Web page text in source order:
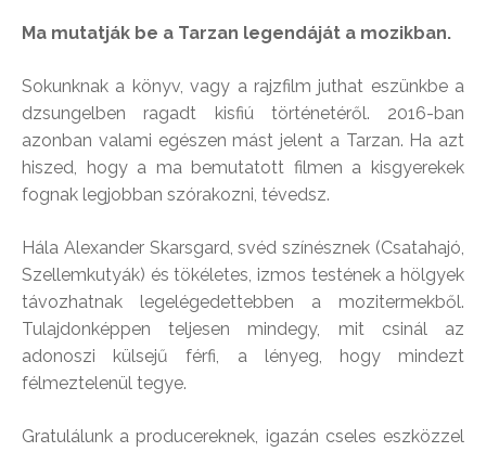
Ma mutatják be a Tarzan legendáját a mozikban.
Sokunknak a könyv, vagy a rajzfilm juthat eszünkbe a
dzsungelben ragadt kisfiú történetéről. 2016-ban
azonban valami egészen mást jelent a Tarzan. Ha azt
hiszed, hogy a ma bemutatott filmen a kisgyerekek
fognak legjobban szórakozni, tévedsz.
Hála Alexander Skarsgard, svéd színésznek (Csatahajó,
Szellemkutyák) és tökéletes, izmos testének a hölgyek
távozhatnak legelégedettebben a mozitermekből.
Tulajdonképpen teljesen mindegy, mit csinál az
adonoszi külsejű férfi, a lényeg, hogy mindezt
félmeztelenül tegye.
Gratulálunk a producereknek, igazán cseles eszközzel